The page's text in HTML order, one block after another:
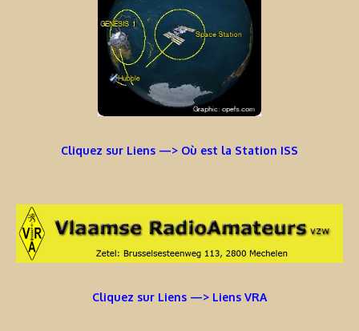
Cliquez sur Liens —> Où est la Station ISS
Cliquez sur Liens —> Liens VRA